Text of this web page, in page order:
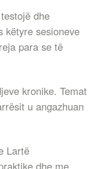
dhe
këtyre sesioneve
para se të
kronike. Temat
u angazhuan
Lartë